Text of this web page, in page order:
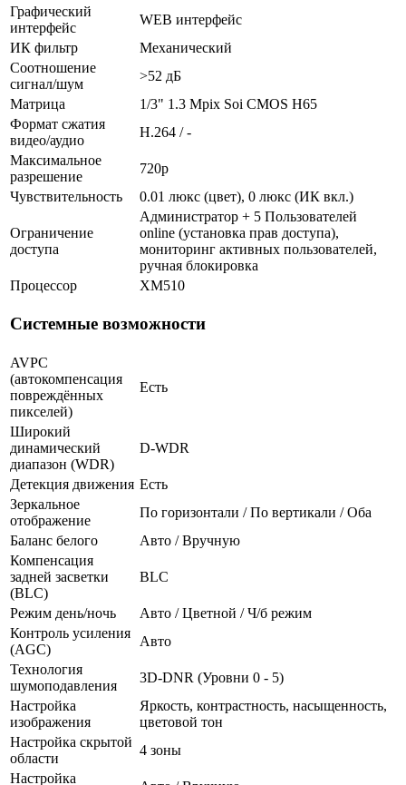
Графический
интерфейс
WEB интерфейс
ИК фильтр
Механический
Соотношение
сигнал/шум
>52 дБ
Матрица
1/3" 1.3 Mpix Soi CMOS H65
Формат сжатия
видео/аудио
H.264 / -
Максимальное
разрешение
720p
Чувствительность
0.01 люкс (цвет), 0 люкс (ИК вкл.)
Ограничение
доступа
Администратор + 5 Пользователей
online (установка прав доступа),
мониторинг активных пользователей,
ручная блокировка
Процессор
XM510
Системные возможности
AVPC
(автокомпенсация
повреждённых
пикселей)
Есть
Широкий
динамический
диапазон (WDR)
D-WDR
Детекция движения Есть
Зеркальное
отображение
По горизонтали / По вертикали / Оба
Баланс белого
Авто / Вручную
Компенсация
задней засветки
(BLC)
BLC
Режим день/ночь
Авто / Цветной / Ч/б режим
Контроль усиления
(AGC)
Авто
Технология
шумоподавления
3D-DNR (Уровни 0 - 5)
Настройка
изображения
Яркость, контрастность, насыщенность,
цветовой тон
Настройка скрытой
области
4 зоны
Настройка